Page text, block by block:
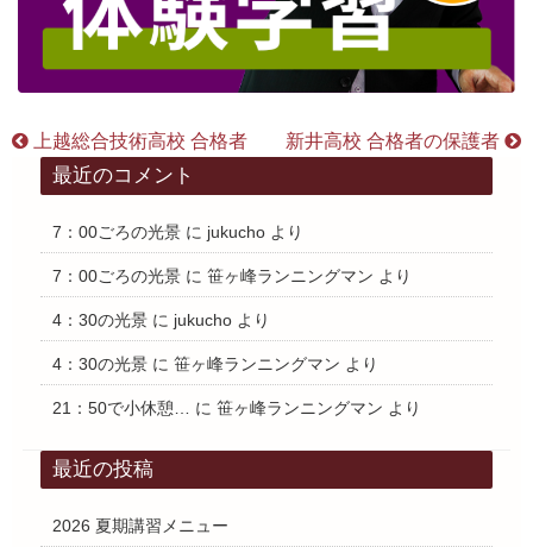
上越総合技術高校 合格者 新井高校 合格者の保護者
最近のコメント
7：00ごろの光景に jukuchoより
7：00ごろの光景に 笹ヶ峰ランニングマン より
4：30の光景に jukuchoより
4：30の光景に 笹ヶ峰ランニングマン より
21：50で小休憩… に 笹ヶ峰ランニングマン より
最近の投稿
2026 夏期講習メニュー